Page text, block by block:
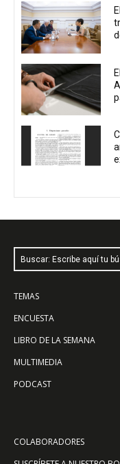
Buscar: Escribe aquí tu
TEMAS
ENCUESTA
LIBRO DE LA SEMANA
MULTIMEDIA
PODCAST
COLABORADORES